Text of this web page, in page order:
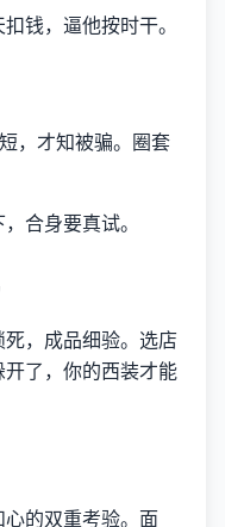
钱，逼他按时干。
，才知被骗。圈套
合身要真试。
，成品细验。选店
了，你的西装才能
的双重考验。面